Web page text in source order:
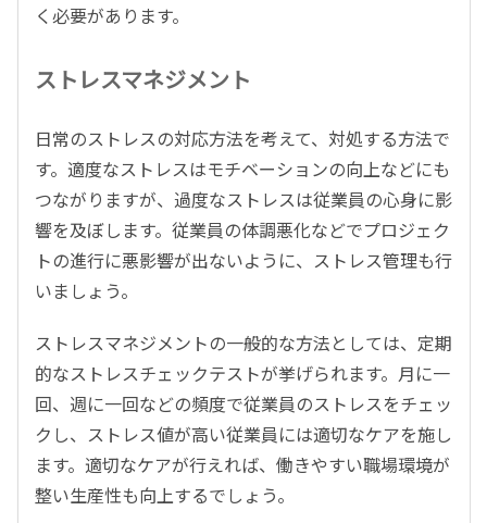
く必要があります。
ストレスマネジメント
日常のストレスの対応方法を考えて、対処する方法で
す。適度なストレスはモチベーションの向上などにも
つながりますが、過度なストレスは従業員の心身に影
響を及ぼします。従業員の体調悪化などでプロジェク
トの進行に悪影響が出ないように、ストレス管理も行
いましょう。
ストレスマネジメントの一般的な方法としては、定期
的なストレスチェックテストが挙げられます。月に一
回、週に一回などの頻度で従業員のストレスをチェッ
クし、ストレス値が高い従業員には適切なケアを施し
ます。適切なケアが行えれば、働きやすい職場環境が
整い生産性も向上するでしょう。